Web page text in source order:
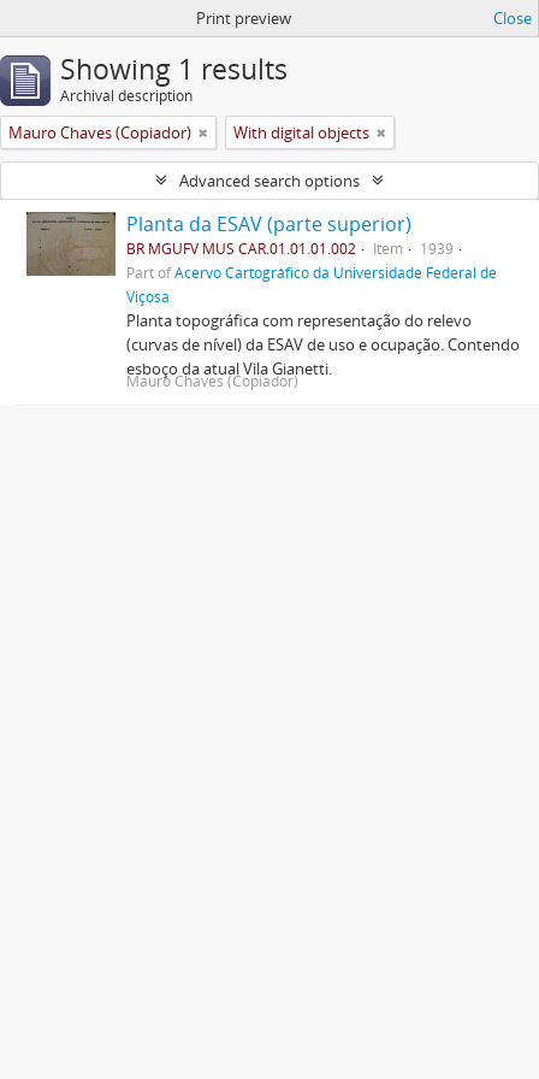
Print preview Close
Showing 1 results
Archival description
Mauro Chaves (Copiador) With digital objects
Advanced search options
Planta da ESAV (parte superior)
BR MGUFV MUS CAR.01.01.01.002 Item
1939
Part ofAcervo Cartográfico da Universidade Federal de
Viçosa
Planta topográfica com representação do relevo
(curvas de nível) da ESAV de uso e ocupação. Contendo
esboço da atual Vila Gianetti.
Mauro Chaves (Copiador)